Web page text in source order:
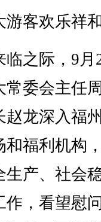
客欢乐祥
之际，9月
常委会主任
赵龙深入福
和福利机构
生产、社会
作，看望慰